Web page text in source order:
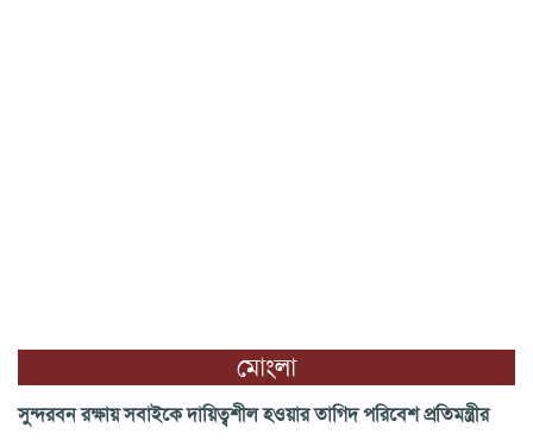
মোংলা
‎সুন্দরবন রক্ষায় সবাইকে দায়িত্বশীল হওয়ার তাগিদ পরিবেশ প্রতিমন্ত্রীর